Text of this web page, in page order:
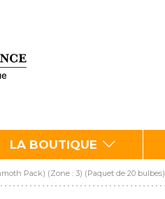
LA BOUTIQUE
Pack) (Zone : 3) (Paquet de 20 bulbes)